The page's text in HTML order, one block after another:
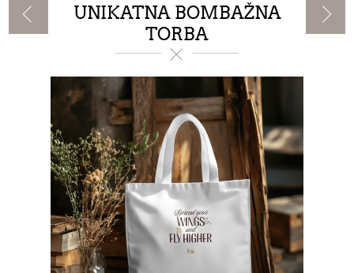
UNIKATNA BOMBAŽNA
TORBA